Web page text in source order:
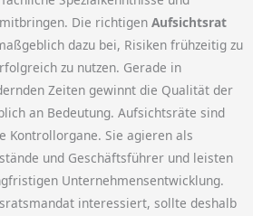
Die richtigenAufsichtsrat
dazu bei, Risiken frühzeitig zu
zu nutzen. Gerade in
Zeiten gewinnt die Qualität der
an Bedeutung. Aufsichtsräte sind
Kontrollorgane. Sie agieren als
und Geschäftsführer und leisten
Unternehmensentwicklung.
interessiert, sollte deshalb